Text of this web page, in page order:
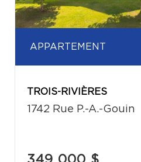
APPARTEMENT
TROIS-RIVIÈRES
1742 Rue P.-A.-Gouin